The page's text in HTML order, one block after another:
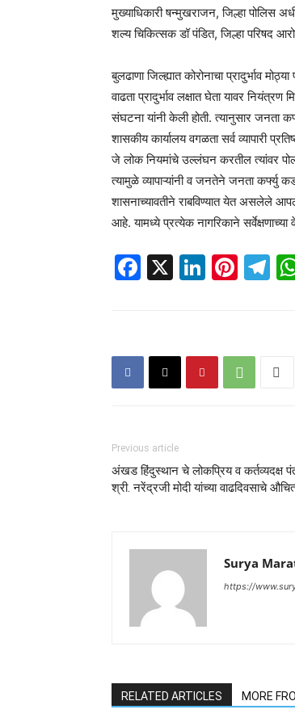
मुख्याधिकारी षन्मुखराजन, जिल्हा पोलिस
शल्य चिकित्सक डॉ पंडित, जिल्हा परिषद
बुलढाणा जिल्ह्यात कोरोनाचा प्रादुर्भाव
वाढता प्रादुर्भाव लक्षात घेता यावर
संघटना यांनी केली होती. त्यानुसार जनता
शासकीय कार्यालय वगळता सर्व व्यापारी
जे लोक नियमांचे उल्लंघन करतील त्यांवर
त्यामुळे व्यापाऱ्यांनी व जनतेने जनता
शासनाच्यावतीने राबविण्यात येत असलेले
आहे. यामध्ये प्रत्येक नागरिकाने
Facebook
X
Previous article
अंखड हिंदुस्थान चे लोकप्रिय व कर्तव्यदक्ष
श्री. नरेंद्रजी मोदी यांच्या वाढदिवसाचे
Surya
https://
RELATED ARTICLES MORE